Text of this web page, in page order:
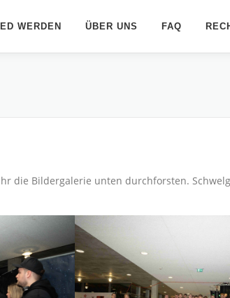
WERDEN ÜBER UNS FAQ
die Bildergalerie unten durchforsten.